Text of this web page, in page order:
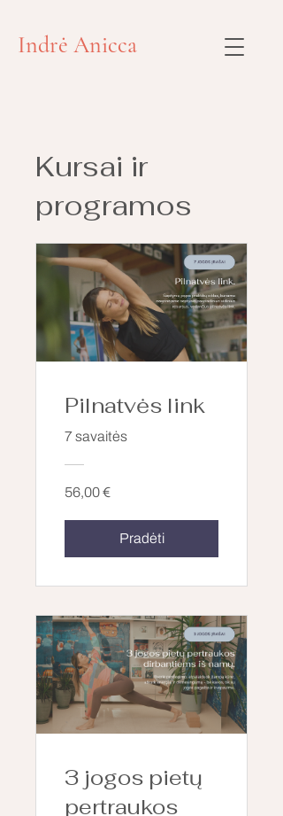
Indrė Anicca
Kursai ir
programos
Pilnatvės link
7 savaitės
56,00 €
Pradėti
3 jogos pietų
pertraukos